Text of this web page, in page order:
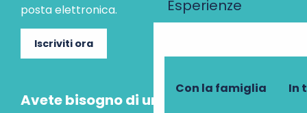
Esperienze
Con la famiglia In
posta elettronica.
Iscriviti ora
Avete bisogno di un consiglio?